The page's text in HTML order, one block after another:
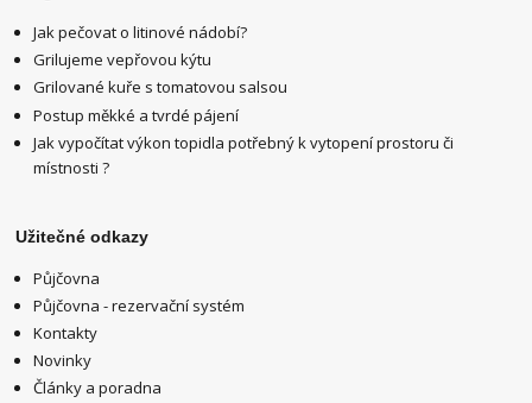
Jak pečovat o litinové nádobí?
Grilujeme vepřovou kýtu
Grilované kuře s tomatovou salsou
Postup měkké a tvrdé pájení
Jak vypočítat výkon topidla potřebný k vytopení prostoru či
místnosti ?
Užitečné odkazy
Půjčovna
Půjčovna - rezervační systém
Kontakty
Novinky
Články a poradna